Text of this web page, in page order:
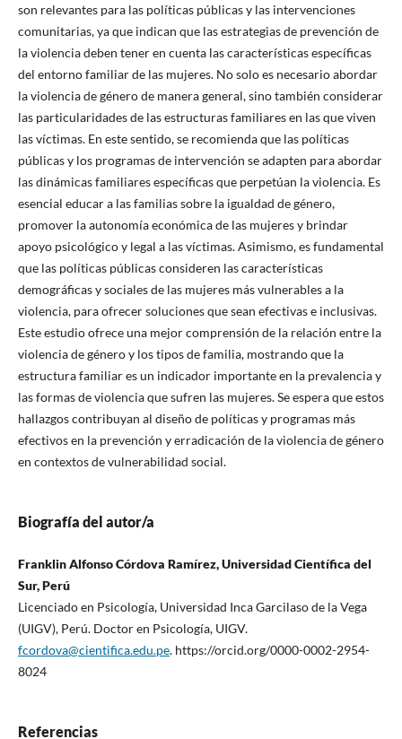
son relevantes para las políticas públicas y las intervenciones
comunitarias, ya que indican que las estrategias de prevención de
la violencia deben tener en cuenta las características específicas
del entorno familiar de las mujeres. No solo es necesario abordar
la violencia de género de manera general, sino también considerar
las particularidades de las estructuras familiares en las que viven
las víctimas. En este sentido, se recomienda que las políticas
públicas y los programas de intervención se adapten para abordar
las dinámicas familiares específicas que perpetúan la violencia. Es
esencial educar a las familias sobre la igualdad de género,
promover la autonomía económica de las mujeres y brindar
apoyo psicológico y legal a las víctimas. Asimismo, es fundamental
que las políticas públicas consideren las características
demográficas y sociales de las mujeres más vulnerables a la
violencia, para ofrecer soluciones que sean efectivas e inclusivas.
Este estudio ofrece una mejor comprensión de la relación entre la
violencia de género y los tipos de familia, mostrando que la
estructura familiar es un indicador importante en la prevalencia y
las formas de violencia que sufren las mujeres. Se espera que estos
hallazgos contribuyan al diseño de políticas y programas más
efectivos en la prevención y erradicación de la violencia de género
en contextos de vulnerabilidad social.
Biografía del autor/a
Franklin Alfonso Córdova Ramírez, Universidad Científica del
Sur, Perú
Licenciado en Psicología, Universidad Inca Garcilaso de la Vega
(UIGV), Perú. Doctor en Psicología, UIGV.
fcordova@cientifica.edu.pe. https://orcid.org/0000-0002-2954-
8024
Referencias